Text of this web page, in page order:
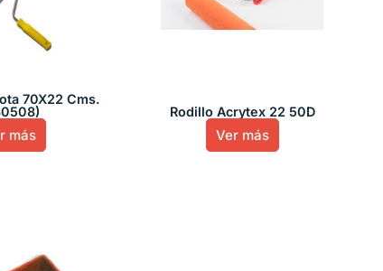
70X22 Cms.
más
Rodillo Acrytex 22 50D
Ver más